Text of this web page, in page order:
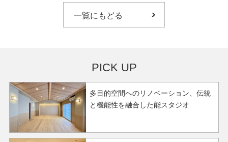
一覧にもどる
PICK UP
多目的空間へのリノベーション、伝統
と機能性を融合した能スタジオ